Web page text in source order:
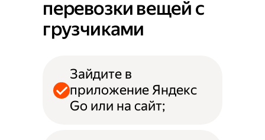
перевозки вещей с
грузчиками
Зайдите в
приложение Яндекс
Go или на сайт;